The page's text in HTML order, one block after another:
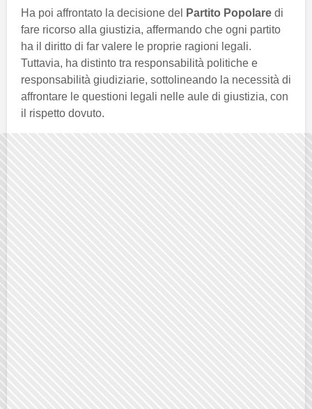
Ha poi affrontato la decisione del Partito Popolare di
fare ricorso alla giustizia, affermando che ogni partito
ha il diritto di far valere le proprie ragioni legali.
Tuttavia, ha distinto tra responsabilità politiche e
responsabilità giudiziarie, sottolineando la necessità di
affrontare le questioni legali nelle aule di giustizia, con
il rispetto dovuto.